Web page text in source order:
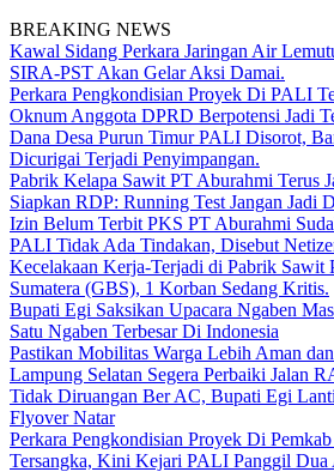
BREAKING NEWS
Kawal Sidang Perkara Jaringan Air
SIRA-PST Akan Gelar Aksi Damai.
Perkara Pengkondisian Proyek Di PALI
Oknum Anggota DPRD Berpotensi Jadi
Dana Desa Purun Timur PALI Disorot,
Dicurigai Terjadi Penyimpangan.
Pabrik Kelapa Sawit PT Aburahmi Terus
Siapkan RDP: Running Test Jangan Jadi
Izin Belum Terbit PKS PT Aburahmi
PALI Tidak Ada Tindakan, Disebut
Kecelakaan Kerja-Terjadi di Pabrik Sawit
Sumatera (GBS), 1 Korban Sedang Kritis.
Bupati Egi Saksikan Upacara Ngaben
Satu Ngaben Terbesar Di Indonesia
Pastikan Mobilitas Warga Lebih Aman
Lampung Selatan Segera Perbaiki Jalan
Tidak Diruangan Ber AC, Bupati Egi
Flyover Natar
Perkara Pengkondisian Proyek Di
Tersangka, Kini Kejari PALI Panggil Dua